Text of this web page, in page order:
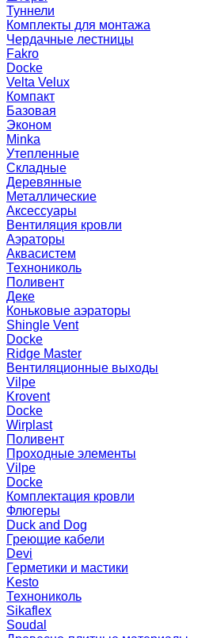
Туннели
Комплекты для монтажа
Чердачные лестницы
Fakro
Docke
Velta Velux
Компакт
Базовая
Эконом
Minka
Утепленные
Складные
Деревянные
Металлические
Аксессуары
Вентиляция кровли
Аэраторы
Аквасистем
Технониколь
Поливент
Деке
Коньковые аэраторы
Shingle Vent
Docke
Ridge Master
Вентиляционные выходы
Vilpe
Krovent
Docke
Wirplast
Поливент
Проходные элементы
Vilpe
Docke
Комплектация кровли
Флюгеры
Duck and Dog
Греющие кабели
Devi
Герметики и мастики
Kesto
Технониколь
Sikaflex
Soudal